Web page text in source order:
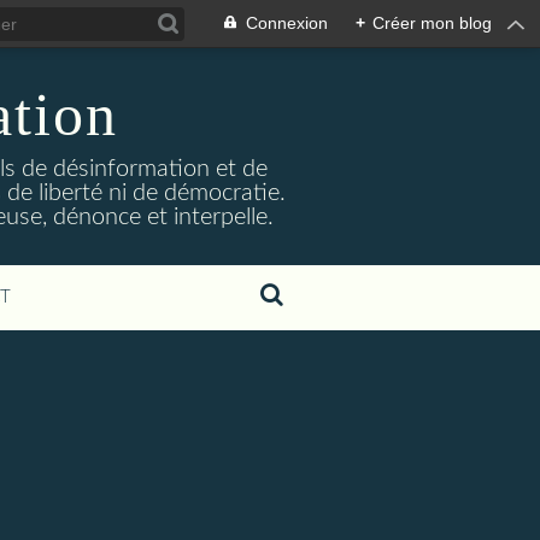
Connexion + Créer mon blog
de désinformation et de
liberté ni de démocratie.
dénonce et interpelle.